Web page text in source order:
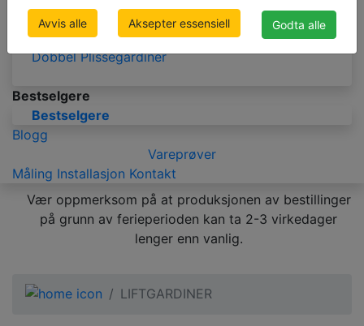
Avvis alle Aksepter essensiell Godta alle
Mørklegging Plisségardiner
Dobbel Plisségardiner
Bestselgere
Bestselgere
Blogg
Vareprøver
Måling Installasjon Kontakt
Vær oppmerksom på at produksjonen av bestillinger
på grunn av ferieperioden kan ta 2-3 virkedager
lenger enn vanlig.
LIFTGARDINER